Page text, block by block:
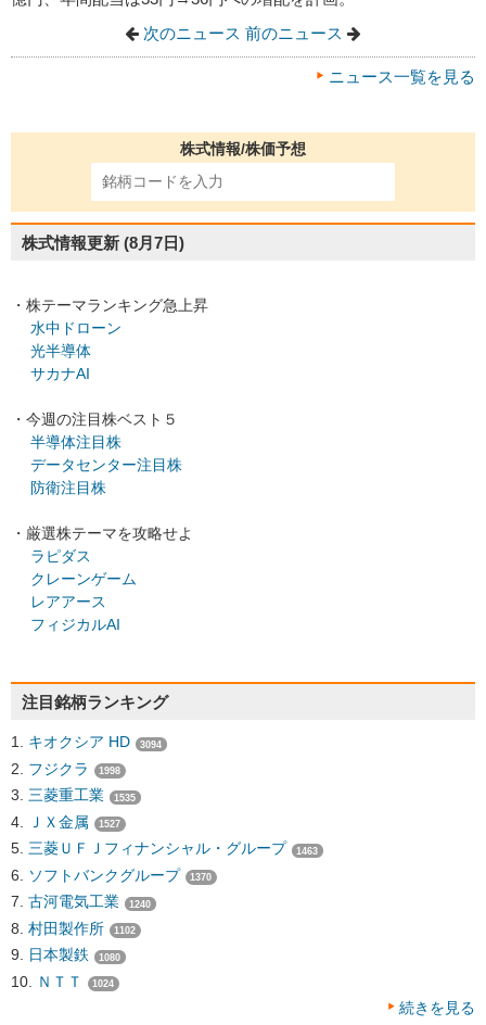
次のニュース 前のニュース
ニュース一覧を見る
株式情報/株価予想
株式情報更新 (8月7日)
・株テーマランキング急上昇
水中ドローン
光半導体
サカナAI
・今週の注目株ベスト５
半導体注目株
データセンター注目株
防衛注目株
・厳選株テーマを攻略せよ
ラピダス
クレーンゲーム
レアアース
フィジカルAI
注目銘柄ランキング
キオクシア HD 3094
フジクラ 1998
三菱重工業 1535
ＪＸ金属 1527
三菱ＵＦＪフィナンシャル・グループ 1463
ソフトバンクグループ 1370
古河電気工業 1240
村田製作所 1102
日本製鉄 1080
ＮＴＴ 1024
続きを見る